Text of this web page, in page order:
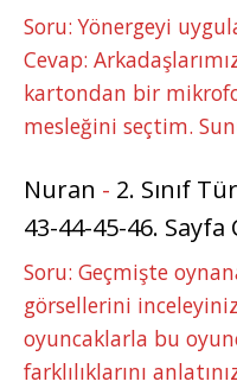
Soru: Yönergeyi
Cevap:
kartondan bir
mesleğini seçtim.
Nuran - 2. Sınıf
43-44-45-46. Sayfa
Soru: Geçmişte
görsellerini
oyuncaklarla bu
farklılıklarını